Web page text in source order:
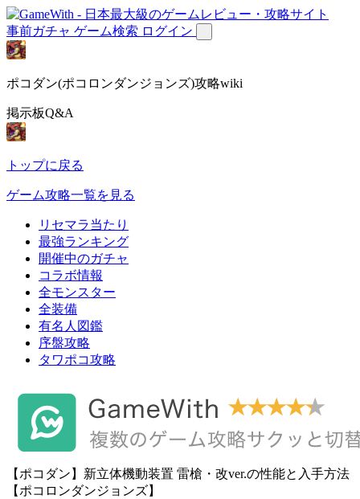
事前ガチャ ゲーム検索 ログイン
ポコダン(ポコロンダンジョンズ)攻略wiki
掲示板Q&A
トップに戻る
ゲーム攻略一覧を見る
リセマラ当たり
最強ランキング
開催中のガチャ
コラボ情報
全モンスター
全装備
有名人図鑑
序盤攻略
タワポコ攻略
【ポコダン】新立体機動装置 雷槍・改ver.の性能と入手方法
【ポコロンダンジョンズ】